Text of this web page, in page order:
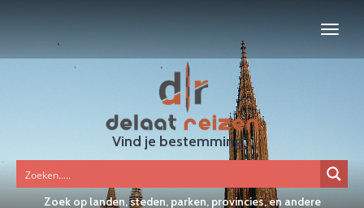
Vind je bestemming...
Zoek op landen, steden, parken, provincies, en andere